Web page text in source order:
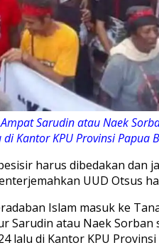
Sarudin atau Naek
Kantor KPU Provinsi Papua
harus dibedakan dan
UUD Otsus
Islam masuk ke
Sarudin atau Naek
lalu di Kantor KPU Provinsi